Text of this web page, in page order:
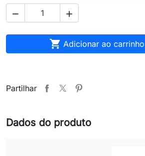
 
 Adicionar ao carrinho
Partilhar
Dados do produto